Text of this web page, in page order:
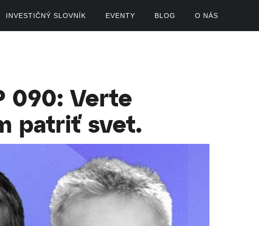
INVESTIČNÝ SLOVNÍK EVENTY BLOG O NÁS
090: Verte
patriť svet.